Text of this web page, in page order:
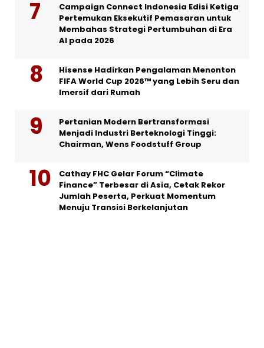
Campaign Connect Indonesia Edisi Ketiga
Pertemukan Eksekutif Pemasaran untuk
Membahas Strategi Pertumbuhan di Era
AI pada 2026
Hisense Hadirkan Pengalaman Menonton
FIFA World Cup 2026™ yang Lebih Seru dan
Imersif dari Rumah
Pertanian Modern Bertransformasi
Menjadi Industri Berteknologi Tinggi:
Chairman, Wens Foodstuff Group
Cathay FHC Gelar Forum “Climate
Finance” Terbesar di Asia, Cetak Rekor
Jumlah Peserta, Perkuat Momentum
Menuju Transisi Berkelanjutan